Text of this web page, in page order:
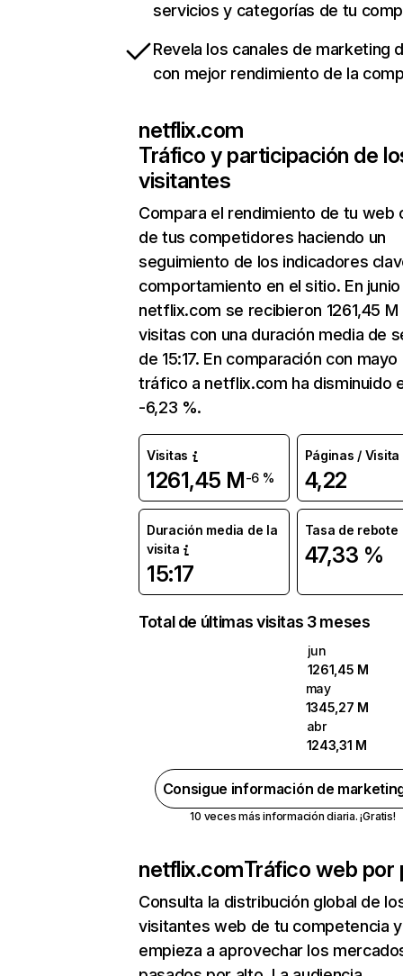
servicios y categorías de tu
Revela los canales de marketing
con mejor rendimiento de la
netflix.com
Tráfico y participación de
visitantes
Compara el rendimiento de tu web
de tus competidores haciendo un
seguimiento de los indicadores
comportamiento en el sitio. En junio
netflix.com se recibieron 1261,45 M
visitas con una duración media de
de 15:17. En comparación con mayo
tráfico a netflix.com ha disminuido
-6,23 %.
Visitas
1261,45 M-6 %
Páginas / Visita
4,22
Duración media de la
visita
15:17
Tasa de rebote
47,33 %
Total de últimas visitas 3 meses
jun
1261,45 M
may
1345,27 M
abr
1243,31 M
Consigue información de
10 veces más información diaria. ¡Gratis!
netflix.comTráfico web por
Consulta la distribución global de
visitantes web de tu competencia y
empieza a aprovechar los